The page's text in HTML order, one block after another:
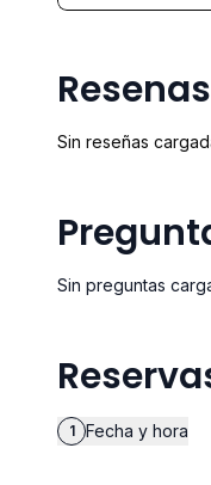
Resenas
Sin reseñas
Sin preguntas
1 Fecha y hora